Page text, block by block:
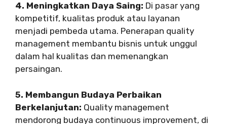
4. Meningkatkan Daya Saing: Di pasar yang
kompetitif, kualitas produk atau layanan
menjadi pembeda utama. Penerapan quality
management membantu bisnis untuk unggul
dalam hal kualitas dan memenangkan
persaingan.
5. Membangun Budaya Perbaikan
Berkelanjutan: Quality management
mendorong budaya continuous improvement, di